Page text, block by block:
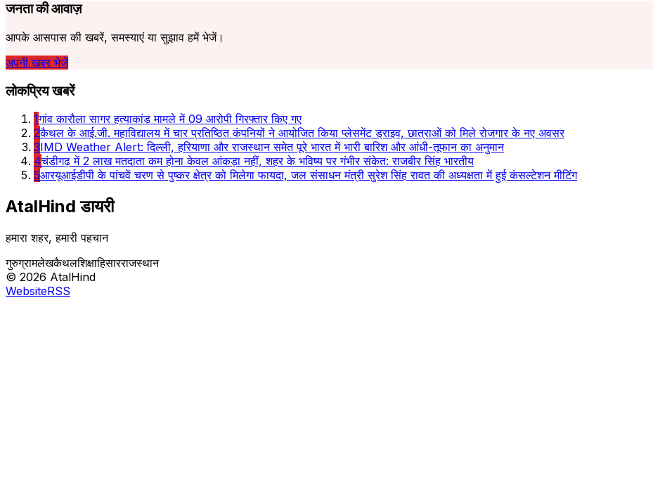
जनता की आवाज़
आपके आसपास की खबरें, समस्याएं या सुझाव हमें भेजें।
अपनी खबर भेजें
लोकप्रिय खबरें
1गांव कारौला सागर हत्याकांड मामले में 09 आरोपी गिरफ्तार किए गए
2कैथल के आई.जी. महाविद्यालय में चार प्रतिष्ठित कंपनियों ने आयोजित किया प्लेसमेंट ड्राइव, छात्राओं को मिले रोजगार के नए अवसर
3IMD Weather Alert: दिल्ली, हरियाणा और राजस्थान समेत पूरे भारत में भारी बारिश और आंधी-तूफान का अनुमान
4चंडीगढ़ में 2 लाख मतदाता कम होना केवल आंकड़ा नहीं, शहर के भविष्य पर गंभीर संकेत: राजबीर सिंह भारतीय
5आरयूआईडीपी के पांचवें चरण से पुष्कर क्षेत्र को मिलेगा फायदा, जल संसाधन मंत्री सुरेश सिंह रावत की अध्यक्षता में हुई कंसल्टेशन मीटिंग
AtalHind डायरी
हमारा शहर, हमारी पहचान
गुरुग्रामलेखकैथलशिक्षाहिसारराजस्थान
© 2026 AtalHind
WebsiteRSS